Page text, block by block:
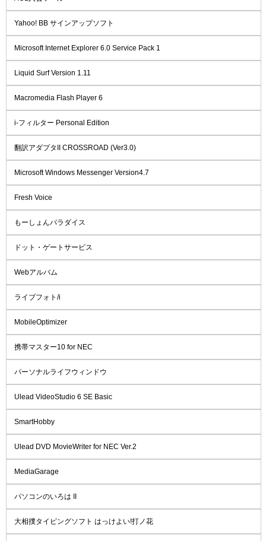
Yahoo! BB サインアップソフト
Microsoft Internet Explorer 6.0 Service Pack 1
Liquid Surf Version 1.11
Macromedia Flash Player 6
i-フィルター Personal Edition
翻訳アダプタII CROSSROAD (Ver3.0)
Microsoft Windows Messenger Version4.7
Fresh Voice
もーしょんパラダイス
ドット・ゲートサービス
Webアルバム
ライブフォト/i
MobileOptimizer
携帯マスター10 for NEC
パーソナルライフウィンドウ
Ulead VideoStudio 6 SE Basic
SmartHobby
Ulead DVD MovieWriter for NEC Ver.2
MediaGarage
パソコンのいろは II
大相撲タイピングソフト はっけよい!打ノ花